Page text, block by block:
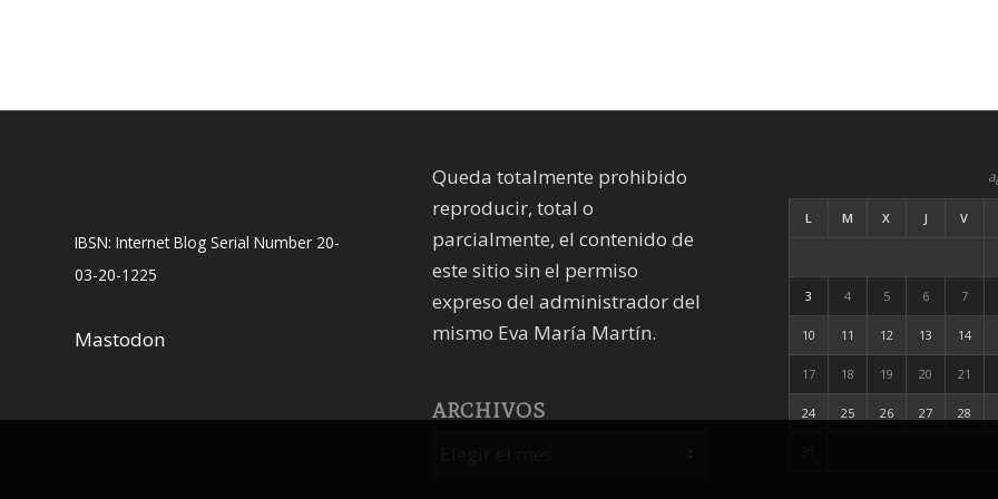
IBSN: Internet Blog Serial Number 20-
03-20-1225
Mastodon
Queda totalmente prohibido
reproducir, total o
parcialmente, el contenido de
este sitio sin el permiso
expreso del administrador del
mismo Eva María Martín.
ARCHIVOS
L M X J V
3 4 5 6 7
10 11 12 13 14
17 18 19 20 21
24 25 26 27 28